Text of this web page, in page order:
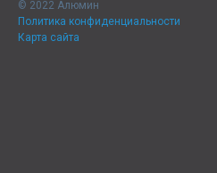
© 2022 Алюмин
Политика конфиденциальности
Карта сайта